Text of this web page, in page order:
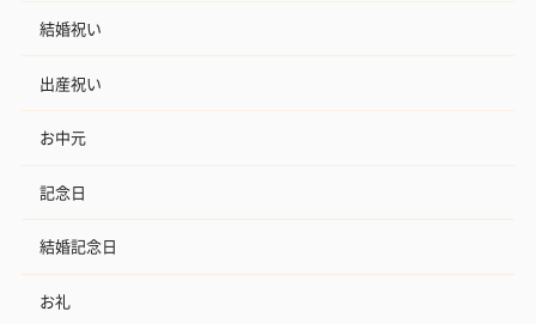
プレミアムビール イネ
ディット（712円）
酒（655円）
ブラック１２
結婚祝い
出産祝い
お中元
記念日
結婚記念日
お礼